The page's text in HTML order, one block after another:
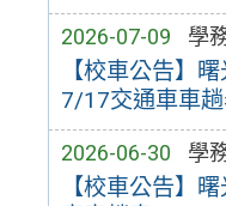
2026-07-09 學
【校車公告】
7/17交通車車
2026-06-30 學
【校車公告】